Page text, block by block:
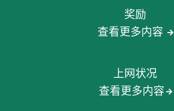
奖励
查看更多内容
上网状况
查看更多内容